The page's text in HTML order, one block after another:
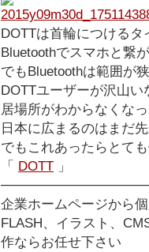
DOTTは首輪につけるタ
Bluetoothでスマホと繋
でもBluetoothは範囲が
DOTTユーザーが沢山い
居場所がわからなくな
日本に広まるのはまだ
でもこれあったらとて
「 DOTT 」
企業ホームページから
FLASH、イラスト、
作ならお任せ下さい